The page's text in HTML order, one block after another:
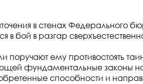
в стенах Федерального
в бой в разгар
поручают ему противостоять
фундаментальные законы
способности и